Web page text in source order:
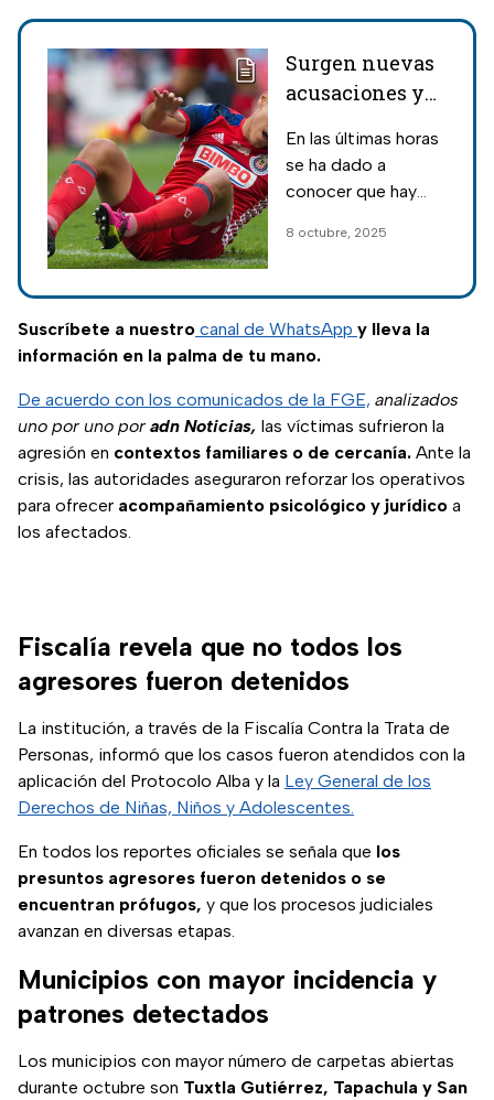
Surgen nuevas
acusaciones y
Omar Bravo,
exfutbolista de
En las últimas horas
se ha dado a
conocer que hay
Omar Bravo; el
tendrá su primera
audiencia este
viernes.
8 octubre, 2025
Suscríbete a nuestro canal de WhatsApp y lleva la
información en la palma de tu mano.
De acuerdo con los comunicados de la FGE, analizados
uno por uno por adn Noticias, las víctimas sufrieron la
agresión en contextos familiares o de cercanía. Ante la
crisis, las autoridades aseguraron reforzar los operativos
para ofrecer acompañamiento psicológico y jurídico a
los afectados.
Fiscalía revela que no todos los
agresores fueron detenidos
La institución, a través de la Fiscalía Contra la Trata de
Personas, informó que los casos fueron atendidos con la
aplicación del Protocolo Alba y la Ley General de los
Derechos de Niñas, Niños y Adolescentes.
En todos los reportes oficiales se señala que los
presuntos agresores fueron detenidos o se
encuentran prófugos, y que los procesos judiciales
avanzan en diversas etapas.
Municipios con mayor incidencia y
patrones detectados
Los municipios con mayor número de carpetas abiertas
durante octubre son Tuxtla Gutiérrez, Tapachula y San